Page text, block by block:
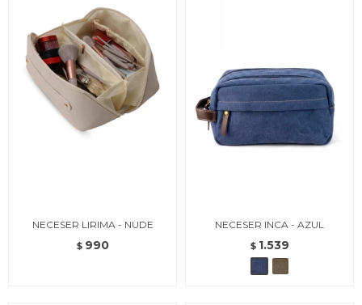
NECESER LIRIMA - NUDE
$ 990
NECESER INCA - AZUL
$ 1.539